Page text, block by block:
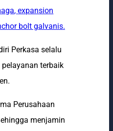
,expansion
bolt galvanis.
Perkasa selalu
terbaik
Perusahaan
menjamin